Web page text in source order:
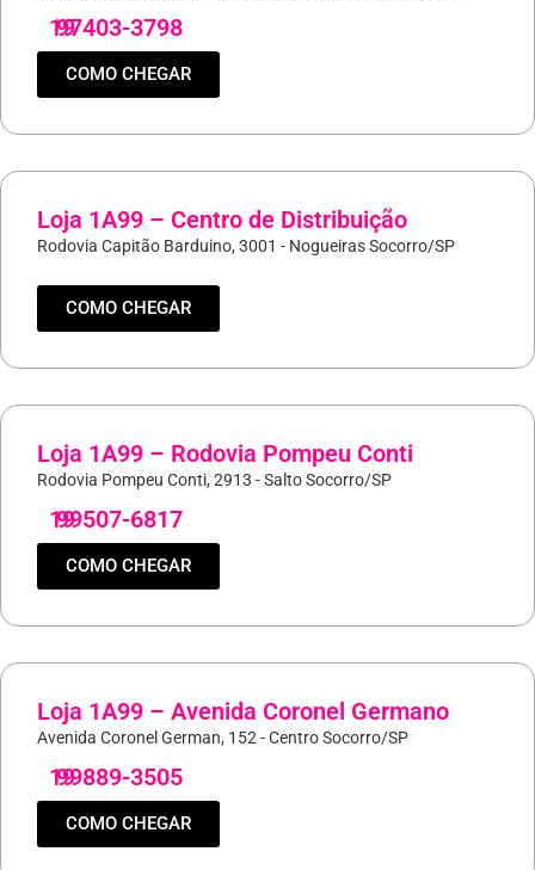
19
97403-3798
COMO CHEGAR
Loja 1A99 – Centro de Distribuição
Rodovia Capitão Barduino, 3001 - Nogueiras Socorro/SP
COMO CHEGAR
Loja 1A99 – Rodovia Pompeu Conti
Rodovia Pompeu Conti, 2913 - Salto Socorro/SP
19
99507-6817
COMO CHEGAR
Loja 1A99 – Avenida Coronel Germano
Avenida Coronel German, 152 - Centro Socorro/SP
19
99889-3505
COMO CHEGAR